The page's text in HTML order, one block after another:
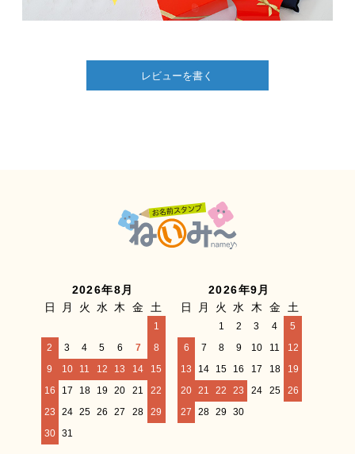
レビューを書く
2026年8月
日
月 火 水 木 金 土
1
2
3 4 5 6 7
8
9
10 11 12 13 14
15
16
17 18 19 20 21
22
23
24 25 26 27 28
29
30
31
2026年9月
日
月 火 水 木 金 土
1 2 3 4
5
6
7 8 9 10 11
12
13
14 15 16 17 18
19
20 21 22 23 24 25
26
27
28 29 30